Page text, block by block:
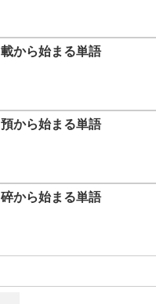
載から始まる単語
預から始まる単語
碎から始まる単語